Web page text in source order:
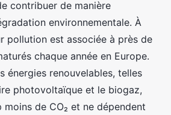
contribuer de manière
environnementale. À
pollution est associée à près de
chaque année en Europe.
énergies renouvelables, telles
photovoltaïque et le biogaz,
de CO₂ et ne dépendent